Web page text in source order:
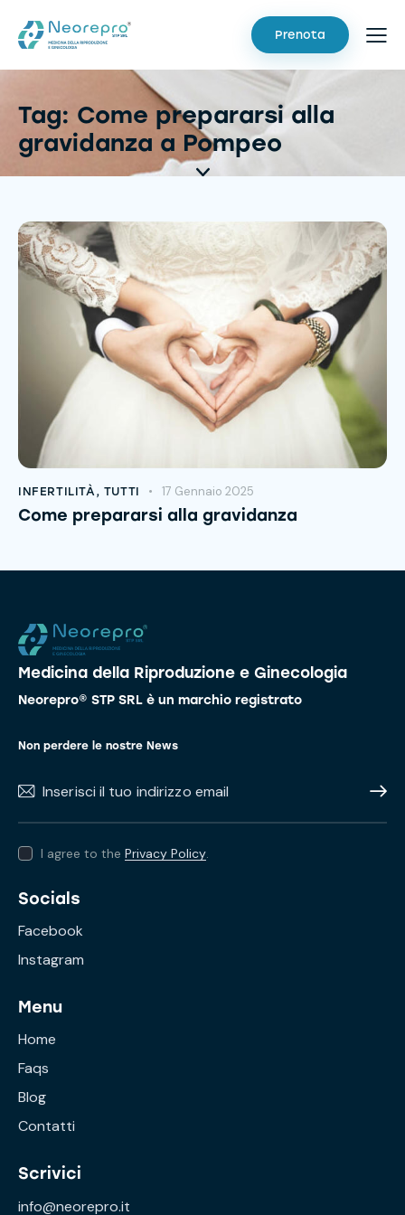
Prenota
Tag: Come prepararsi alla
gravidanza a Pompeo
INFERTILITÀ , TUTTI 17 Gennaio 2025
Come prepararsi alla gravidanza
Medicina della Riproduzione e Ginecologia
Neorepro® STP SRL è un marchio registrato
Non perdere le nostre News
I agree to the Privacy Policy.
Socials
Facebook
Instagram
Menu
Home
Faqs
Blog
Contatti
Scrivici
info@neorepro.it